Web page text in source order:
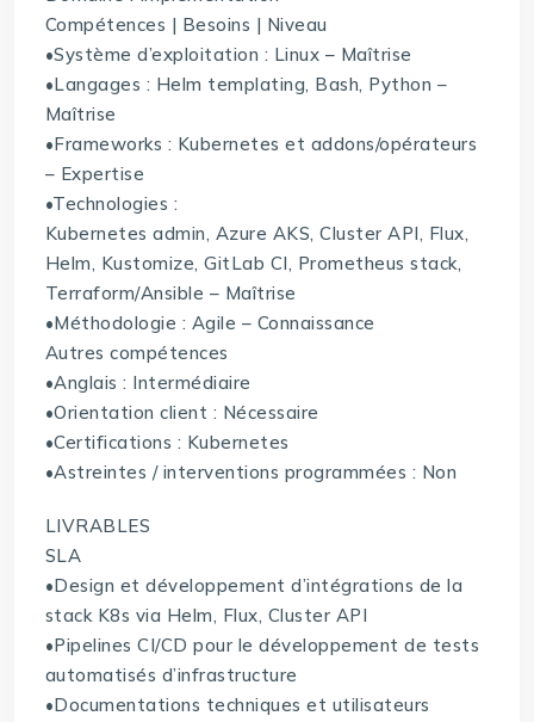
Compétences | Besoins | Niveau
•Système d’exploitation : Linux – Maîtrise
•Langages : Helm templating, Bash, Python –
Maîtrise
•Frameworks : Kubernetes et addons/opérateurs
– Expertise
•Technologies :
Kubernetes admin, Azure AKS, Cluster API, Flux,
Helm, Kustomize, GitLab CI, Prometheus stack,
Terraform/Ansible – Maîtrise
•Méthodologie : Agile – Connaissance
Autres compétences
•Anglais : Intermédiaire
•Orientation client : Nécessaire
•Certifications : Kubernetes
•Astreintes / interventions programmées : Non
LIVRABLES
SLA
•Design et développement d’intégrations de la
stack K8s via Helm, Flux, Cluster API
•Pipelines CI/CD pour le développement de tests
automatisés d’infrastructure
•Documentations techniques et utilisateurs